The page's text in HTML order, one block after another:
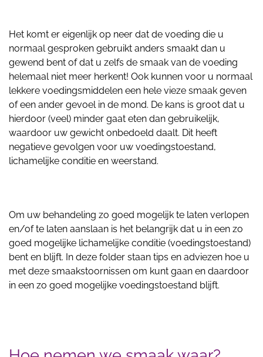
Het komt er eigenlijk op neer dat de voeding die u
normaal gesproken gebruikt anders smaakt dan u
gewend bent of dat u zelfs de smaak van de voeding
helemaal niet meer herkent! Ook kunnen voor u normaal
lekkere voedingsmiddelen een hele vieze smaak geven
of een ander gevoel in de mond. De kans is groot dat u
hierdoor (veel) minder gaat eten dan gebruikelijk,
waardoor uw gewicht onbedoeld daalt. Dit heeft
negatieve gevolgen voor uw voedingstoestand,
lichamelijke conditie en weerstand.
Om uw behandeling zo goed mogelijk te laten verlopen
en/of te laten aanslaan is het belangrijk dat u in een zo
goed mogelijke lichamelijke conditie (voedingstoestand)
bent en blijft. In deze folder staan tips en adviezen hoe u
met deze smaakstoornissen om kunt gaan en daardoor
in een zo goed mogelijke voedingstoestand blijft.